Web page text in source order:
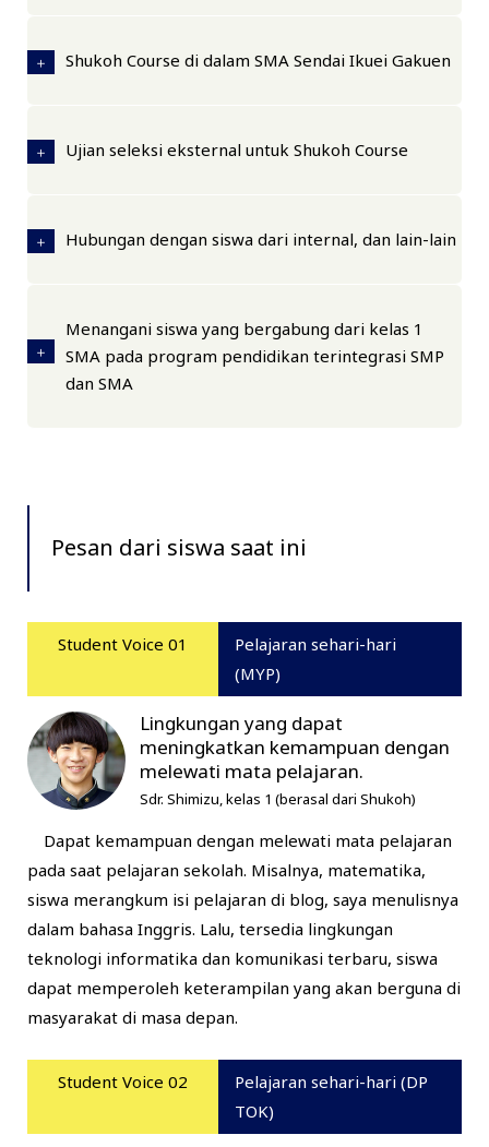
Shukoh Course di dalam SMA Sendai Ikuei Gakuen
Ujian seleksi eksternal untuk Shukoh Course
Hubungan dengan siswa dari internal, dan lain-lain
Menangani siswa yang bergabung dari kelas 1
SMA pada program pendidikan terintegrasi SMP
dan SMA
Pesan dari siswa saat ini
Student Voice 01
Pelajaran sehari-hari
(MYP)
Lingkungan yang dapat
meningkatkan kemampuan dengan
melewati mata pelajaran.
Sdr. Shimizu, kelas 1 (berasal dari Shukoh)
Dapat kemampuan dengan melewati mata pelajaran
pada saat pelajaran sekolah. Misalnya, matematika,
siswa merangkum isi pelajaran di blog, saya menulisnya
dalam bahasa Inggris. Lalu, tersedia lingkungan
teknologi informatika dan komunikasi terbaru, siswa
dapat memperoleh keterampilan yang akan berguna di
masyarakat di masa depan.
Student Voice 02
Pelajaran sehari-hari (DP
TOK)